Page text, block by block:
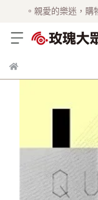
。親愛的樂迷，